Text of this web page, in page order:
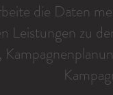
die Daten
Leistungen zu